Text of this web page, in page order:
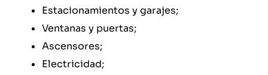
Estacionamientos y garajes;
Ventanas y puertas;
Ascensores;
Electricidad;